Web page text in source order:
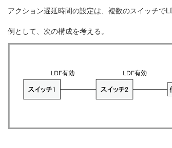
アクション遅延時間の設定は、複数のスイッチで
例として、次の構成を考える。